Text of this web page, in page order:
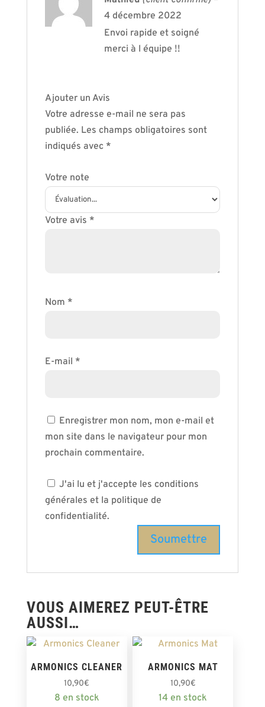
4 décembre 2022
Envoi rapide et soigné
merci à l équipe !!
Ajouter un Avis
Votre adresse e-mail ne sera pas
publiée. Les champs obligatoires sont
indiqués avec *
Votre note
Votre avis *
Nom *
E-mail *
Enregistrer mon nom, mon e-mail et
mon site dans le navigateur pour mon
prochain commentaire.
J'ai lu et j'accepte les conditions
générales et la politique de
confidentialité.
VOUS AIMEREZ PEUT-ÊTRE
AUSSI…
ARMONICS CLEANER
10,90€
8 en stock
ARMONICS MAT
10,90€
14 en stock